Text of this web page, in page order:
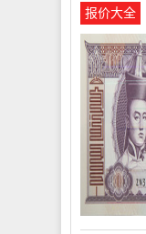
报价大全